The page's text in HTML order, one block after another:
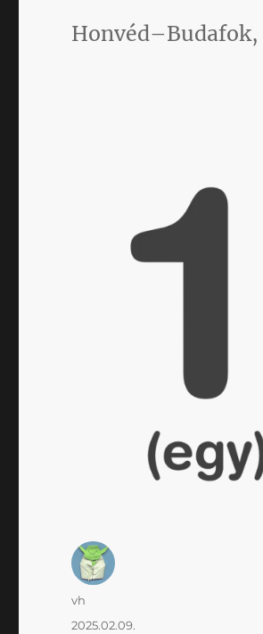
Honvéd–Budafok,
Szerző
vh
Közzétéve
2025.02.09.